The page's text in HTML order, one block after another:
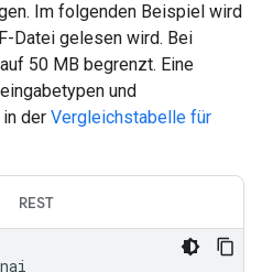
Im folgenden Beispiel wird
Datei gelesen wird. Bei
50 MB begrenzt. Eine
und
in der Vergleichstabelle für
REST